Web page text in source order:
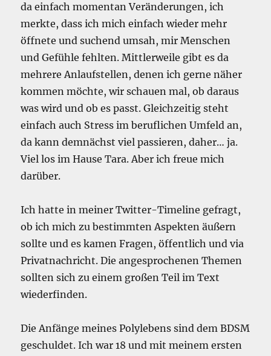
da einfach momentan Veränderungen, ich
merkte, dass ich mich einfach wieder mehr
öffnete und suchend umsah, mir Menschen
und Gefühle fehlten. Mittlerweile gibt es da
mehrere Anlaufstellen, denen ich gerne näher
kommen möchte, wir schauen mal, ob daraus
was wird und ob es passt. Gleichzeitig steht
einfach auch Stress im beruflichen Umfeld an,
da kann demnächst viel passieren, daher… ja.
Viel los im Hause Tara. Aber ich freue mich
darüber.
Ich hatte in meiner Twitter-Timeline gefragt,
ob ich mich zu bestimmten Aspekten äußern
sollte und es kamen Fragen, öffentlich und via
Privatnachricht. Die angesprochenen Themen
sollten sich zu einem großen Teil im Text
wiederfinden.
Die Anfänge meines Polylebens sind dem BDSM
geschuldet. Ich war 18 und mit meinem ersten